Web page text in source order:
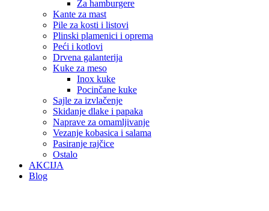
Za hamburgere
Kante za mast
Pile za kosti i listovi
Plinski plamenici i oprema
Peći i kotlovi
Drvena galanterija
Kuke za meso
Inox kuke
Pocinčane kuke
Sajle za izvlačenje
Skidanje dlake i papaka
Naprave za omamljivanje
Vezanje kobasica i salama
Pasiranje rajčice
Ostalo
AKCIJA
Blog